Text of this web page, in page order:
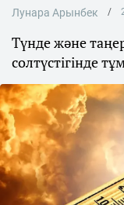
Лунара Арынбек
Түнде және
солтүстігінде